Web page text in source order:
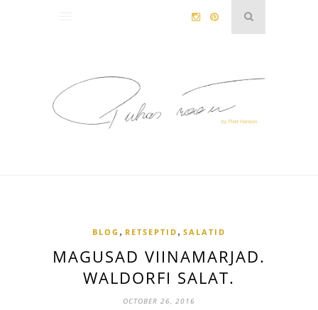
BLOG , RETSEPTID , SALATID
MAGUSAD VIINAMARJAD.
WALDORFI SALAT.
OCTOBER 26, 2016